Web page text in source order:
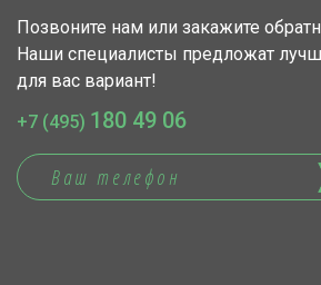
Позвоните нам или закажите
Наши специалисты предложат
для вас вариант!
+7 (495) 180 49 06